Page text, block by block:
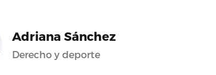
Adriana Sánchez
Derecho y deporte